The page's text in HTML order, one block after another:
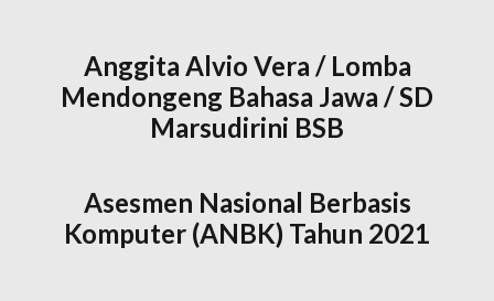
Anggita Alvio Vera / Lomba
Mendongeng Bahasa Jawa / SD
Marsudirini BSB
Asesmen Nasional Berbasis
Komputer (ANBK) Tahun 2021